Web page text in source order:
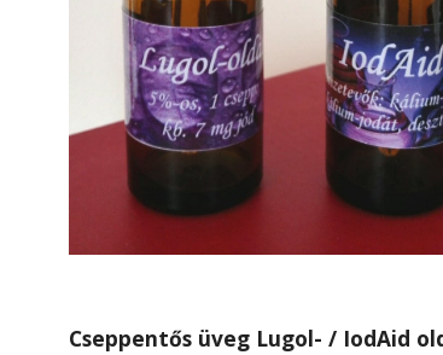
Cseppentős üveg Lugol- / IodAid